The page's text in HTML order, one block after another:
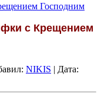
Господним
с Крещением
NIKIS | Дата: